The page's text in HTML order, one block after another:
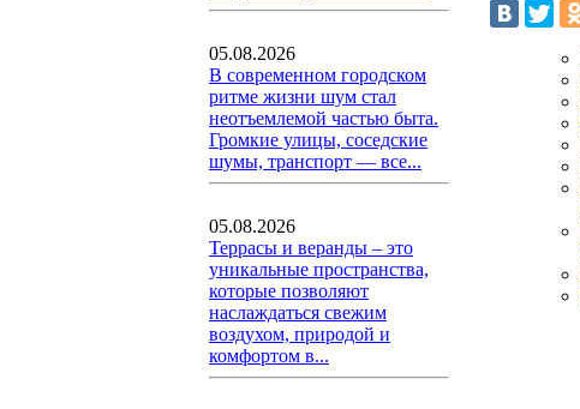
05.08.2026
В современном городском
ритме жизни шум стал
неотъемлемой частью быта.
Громкие улицы, соседские
шумы, транспорт — все...
05.08.2026
Террасы и веранды – это
уникальные пространства,
которые позволяют
наслаждаться свежим
воздухом, природой и
комфортом в...